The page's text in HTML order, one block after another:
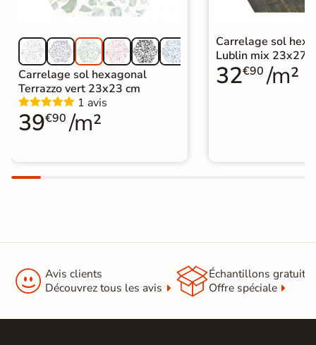
Carrelage sol hexagonal
Terrazzo vert 23x23 cm
1 avis
39€90 /m²
Carrelage sol
Lublin mix 23x27
32€90 /m²
 Avis clients
Découvrez tous les avis
Échantillons gratuit
Offre spéciale